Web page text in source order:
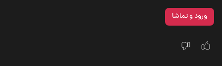
ورود و تماشا